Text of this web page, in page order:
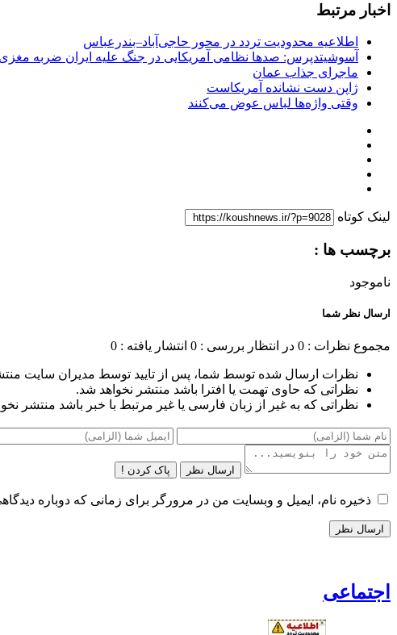
اخبار مرتبط
اطلاعیه محدودیت تردد در محور حاجی‌آباد–بندرعباس
آسوشیتدپرس: صدها نظامی آمریکایی در جنگ علیه ایران ضربه
ماجرای جذاب عمان
ژاپن دست نشانده آمریکاست
وقتی واژه‌ها لباس عوض می‌کنند
لینک کوتاه
برچسب ها :
ناموجود
ارسال نظر شما
مجموع نظرات : 0 در انتظار بررسی : 0 انتشار یافته : 0
نظرات ارسال شده توسط شما، پس از تایید توسط مدیران سایت
نظراتی که حاوی تهمت یا افترا باشد منتشر نخواهد شد.
نظراتی که به غیر از زبان فارسی یا غیر مرتبط با خبر باشد منتشر
ارسال نظر پاک کردن !
ذخیره نام، ایمیل و وبسایت من در مرورگر برای زمانی که دوباره
اجتماعی